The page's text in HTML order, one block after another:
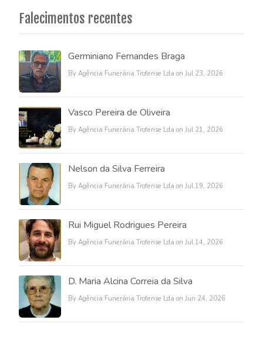
Falecimentos recentes
Germiniano Fernandes Braga
By Agência Funerária Trofense Lda on Jul 23, 2026
Vasco Pereira de Oliveira
By Agência Funerária Trofense Lda on Jul 21, 2026
Nelson da Silva Ferreira
By Agência Funerária Trofense Lda on Jul 19, 2026
Rui Miguel Rodrigues Pereira
By Agência Funerária Trofense Lda on Jul 14, 2026
D. Maria Alcina Correia da Silva
By Agência Funerária Trofense Lda on Jun 24, 2026